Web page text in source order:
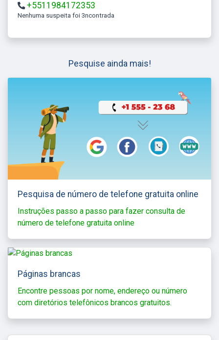
+5511984172353
Nenhuma suspeita foi 3ncontrada
Pesquise ainda mais!
Pesquisa de número de telefone gratuita online
Instruções passo a passo para fazer consulta de
número de telefone gratuita online
Páginas brancas
Encontre pessoas por nome, endereço ou número
com diretórios telefônicos brancos gratuitos.